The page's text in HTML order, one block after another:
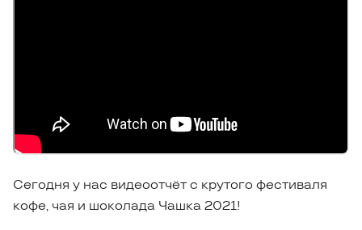
Сегодня у нас видеоотчёт с крутого фестиваля
кофе, чая и шоколада Чашка 2021!